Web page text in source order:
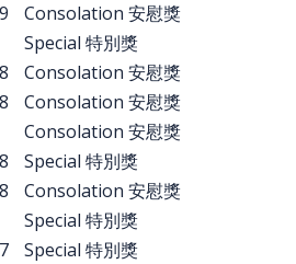
Consolation 安慰獎
Special 特別獎
Consolation 安慰獎
Consolation 安慰獎
Consolation 安慰獎
Special 特別獎
Consolation 安慰獎
Special 特別獎
Special 特別獎